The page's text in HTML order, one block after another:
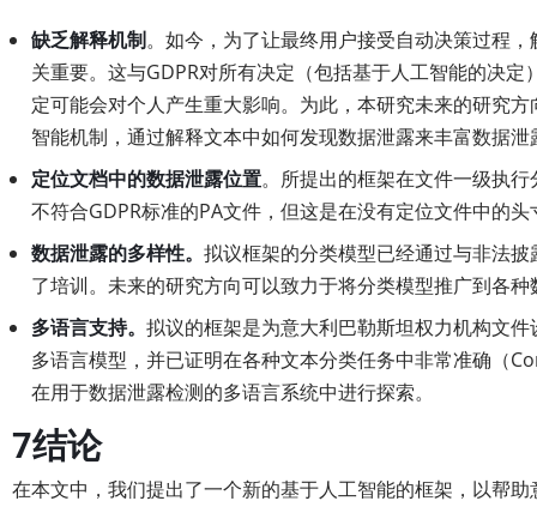
缺乏解释机制。如今，为了让最终用户接受自动决策过程
关重要。这与GDPR对所有决定（包括基于人工智能的决定
定可能会对个人产生重大影响。为此，本研究未来的研究
智能机制，通过解释文本中如何发现数据泄露来丰富数据泄
定位文档中的数据泄露位置。所提出的框架在文件一级执
不符合GDPR标准的PA文件，但这是在没有定位文件中的
数据泄露的多样性。 拟议框架的分类模型已经通过与非法
了培训。未来的研究方向可以致力于将分类模型推广到各
多语言支持。 拟议的框架是为意大利巴勒斯坦权力机构文
多语言模型，并已证明在各种文本分类任务中非常准确（
在用于数据泄露检测的多语言系统中进行探索。
7结论
在本文中，我们提出了一个新的基于人工智能的框架，以帮